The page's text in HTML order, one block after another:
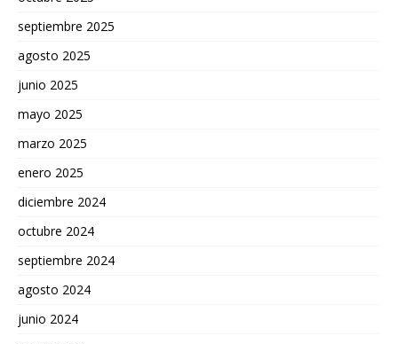
septiembre 2025
agosto 2025
junio 2025
mayo 2025
marzo 2025
enero 2025
diciembre 2024
octubre 2024
septiembre 2024
agosto 2024
junio 2024